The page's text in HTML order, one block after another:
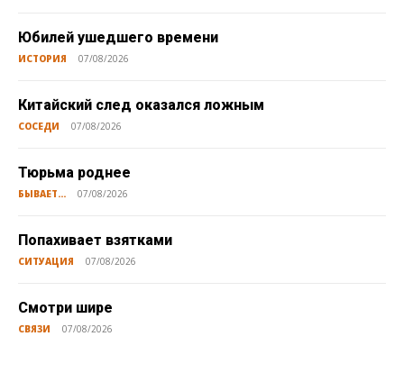
Юбилей ушедшего времени
ИСТОРИЯ 07/08/2026
Китайский след оказался ложным
СОСЕДИ 07/08/2026
Тюрьма роднее
БЫВАЕТ... 07/08/2026
Попахивает взятками
СИТУАЦИЯ 07/08/2026
Смотри шире
СВЯЗИ 07/08/2026